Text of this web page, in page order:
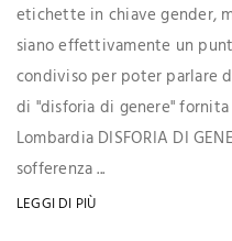
etichette in chiave gender,
siano effettivamente un
condiviso per poter parlare
di "disforia di genere"
Lombardia DISFORIA DI
sofferenza ...
LEGGI DI PIÙ